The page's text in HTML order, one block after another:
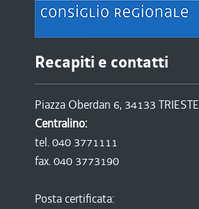
Recapiti e contatti
Piazza Oberdan 6, 34133 TRIESTE
Centralino:
tel. 040 3771111
fax. 040 3773190
Posta certificata: